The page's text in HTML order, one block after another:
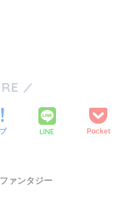
LINE Pocket
ファンタジー